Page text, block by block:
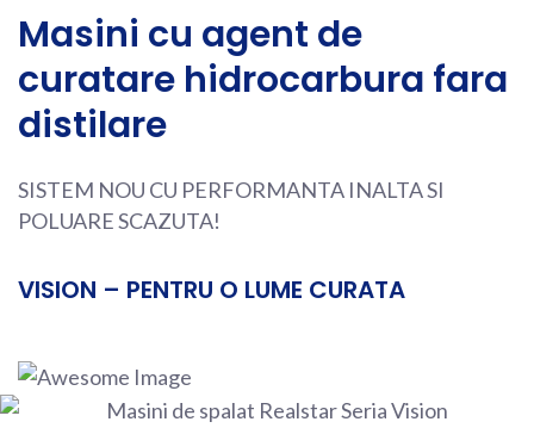
Masini cu agent de
curatare hidrocarbura fara
distilare
SISTEM NOU CU PERFORMANTA INALTA SI
POLUARE SCAZUTA!
VISION – PENTRU O LUME CURATA